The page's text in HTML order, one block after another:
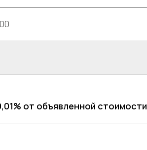
от объявленной стоимости